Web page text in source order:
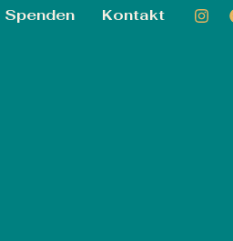
Spenden Kontakt